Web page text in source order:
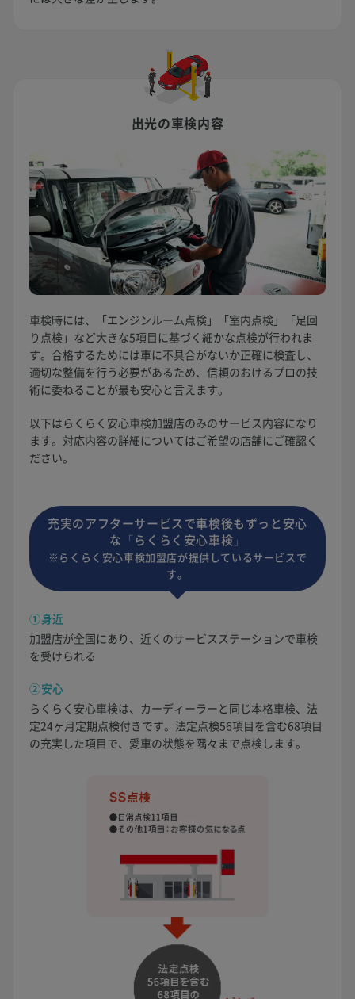
出光の車検内容
車検時には、「エンジンルーム点検」「室内点検」「足回
り点検」など大きな5項目に基づく細かな点検が行われま
す。合格するためには車に不具合がないか正確に検査し、
適切な整備を行う必要があるため、信頼のおけるプロの技
術に委ねることが最も安心と言えます。
以下はらくらく安心車検加盟店のみのサービス内容になり
ます。対応内容の詳細についてはご希望の店舗にご確認く
ださい。
充実のアフターサービスで車検後もずっと安心
な「らくらく安心車検」
※らくらく安心車検加盟店が提供しているサービスで
す。
①身近
加盟店が全国にあり、近くのサービスステーションで車検
を受けられる
②安心
らくらく安心車検は、カーディーラーと同じ本格車検、法
定24ヶ月定期点検付きです。法定点検56項目を含む68項目
の充実した項目で、愛車の状態を隅々まで点検します。